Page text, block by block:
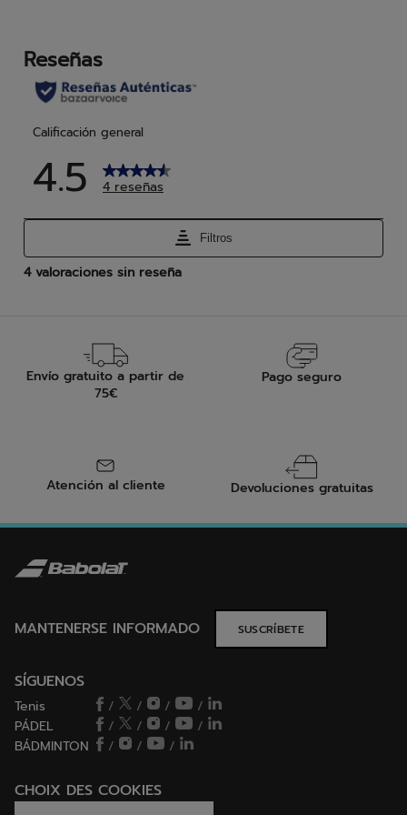
reseñas
Envío gratuito a partir de
75€
Pago seguro
Atención al cliente Devoluciones gratuitas
MANTENERSE INFORMADO SUSCRÍBETE
SÍGUENOS
Tenis / / /
/
PÁDEL
/ / /
/
BÁDMINTON
/ / /
CHOIX DES COOKIES